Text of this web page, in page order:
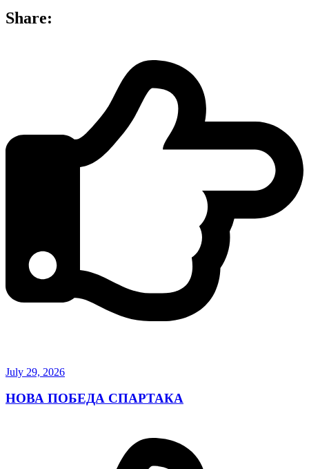
Share:
July 29, 2026
НОВА ПОБЕДА СПАРТАКА